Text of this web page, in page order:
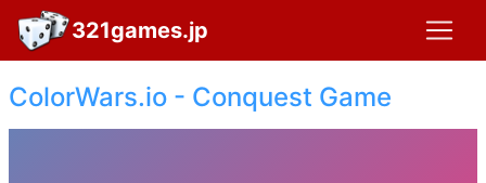
321games.jp
ColorWars.io - Conquest Game